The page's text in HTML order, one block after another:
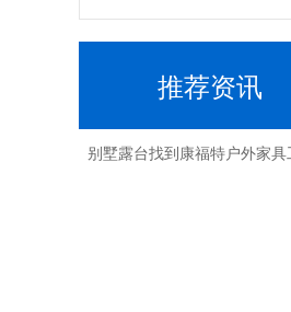
推荐资讯